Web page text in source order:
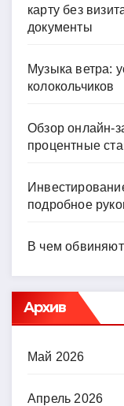
карту без
документы
Музыка ветра:
колокольчиков
Обзор онлайн-
процентные
подробное
В чем
Архив
Май 2026
Апрель 2026